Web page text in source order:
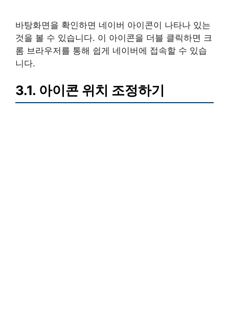
바탕화면을 확인하면 네이버 아이콘이 나타나 있는
것을 볼 수 있습니다. 이 아이콘을 더블 클릭하면 크
롬 브라우저를 통해 쉽게 네이버에 접속할 수 있습
니다.
3.1. 아이콘 위치 조정하기